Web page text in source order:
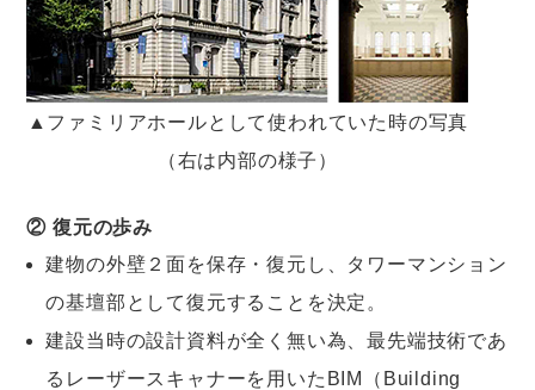
▲ファミリアホールとして使われていた時の写真
（右は内部の様子）
② 復元の歩み
建物の外壁２面を保存・復元し、タワーマンション
の基壇部として復元することを決定。
建設当時の設計資料が全く無い為、最先端技術であ
るレーザースキャナーを用いたBIM（Building